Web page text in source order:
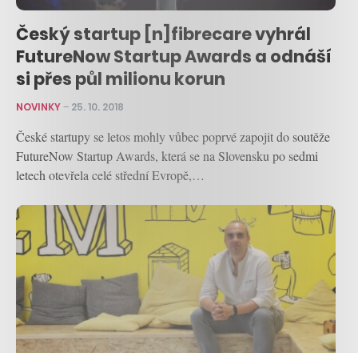
Český startup [n]fibrecare vyhrál
FutureNow Startup Awards a odnáší
si přes půl milionu korun
NOVINKY– 25. 10. 2018
České startupy se letos mohly vůbec poprvé zapojit do soutěže
FutureNow Startup Awards, která se na Slovensku po sedmi
letech otevřela celé střední Evropě,…